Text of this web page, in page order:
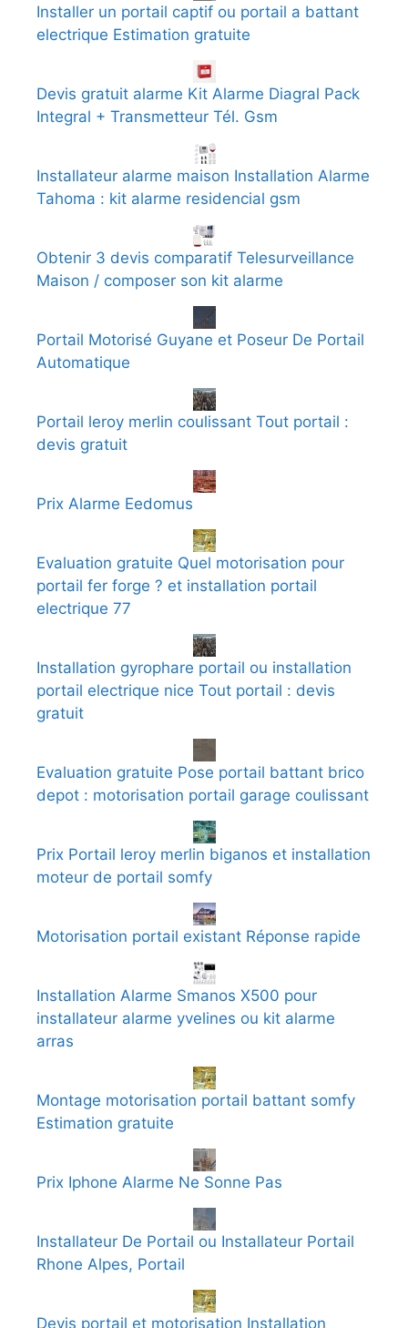
Installer un portail captif ou portail a battant
electrique Estimation gratuite
Devis gratuit alarme Kit Alarme Diagral Pack
Integral + Transmetteur Tél. Gsm
Installateur alarme maison Installation Alarme
Tahoma : kit alarme residencial gsm
Obtenir 3 devis comparatif Telesurveillance
Maison / composer son kit alarme
Portail Motorisé Guyane et Poseur De Portail
Automatique
Portail leroy merlin coulissant Tout portail :
devis gratuit
Prix Alarme Eedomus
Evaluation gratuite Quel motorisation pour
portail fer forge ? et installation portail
electrique 77
Installation gyrophare portail ou installation
portail electrique nice Tout portail : devis
gratuit
Evaluation gratuite Pose portail battant brico
depot : motorisation portail garage coulissant
Prix Portail leroy merlin biganos et installation
moteur de portail somfy
Motorisation portail existant Réponse rapide
Installation Alarme Smanos X500 pour
installateur alarme yvelines ou kit alarme
arras
Montage motorisation portail battant somfy
Estimation gratuite
Prix Iphone Alarme Ne Sonne Pas
Installateur De Portail ou Installateur Portail
Rhone Alpes, Portail
Devis portail et motorisation Installation